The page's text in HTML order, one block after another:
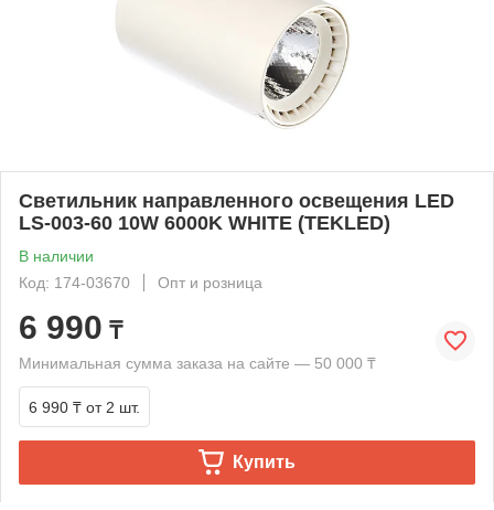
Светильник направленного освещения LED
LS-003-60 10W 6000K WHITE (TEKLED)
В наличии
Код: 174-03670
Опт и розница
6 990 ₸
Минимальная сумма заказа на сайте — 50 000 ₸
6 990 ₸ от 2 шт.
Купить